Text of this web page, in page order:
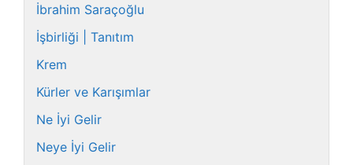
İbrahim Saraçoğlu
İşbirliği | Tanıtım
Krem
Kürler ve Karışımlar
Ne İyi Gelir
Neye İyi Gelir